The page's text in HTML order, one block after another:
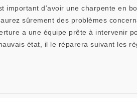
d’avoir une charpente en
sûrement des problèmes
a une équipe prête à intervenir
état, il le réparera suivant les